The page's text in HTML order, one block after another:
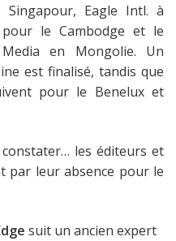
Singapour, Eagle Intl. à
le Cambodge et le
en Mongolie. Un
est finalisé, tandis que
pour le Benelux et
les éditeurs et
par leur absence pour le
suit un ancien expert